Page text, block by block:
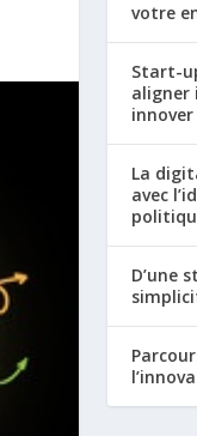
votre
Start-
aligner
innover
La
avec
D’une